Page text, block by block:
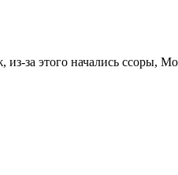
из-за этого начались